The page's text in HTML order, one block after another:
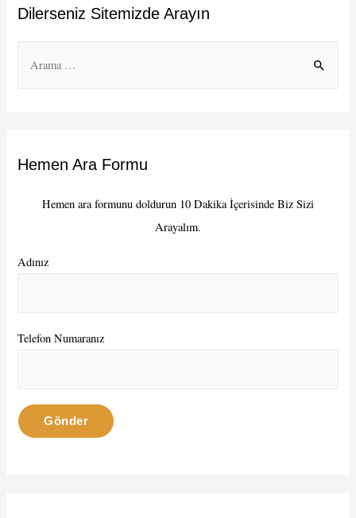
Dilerseniz Sitemizde Arayın
h
:
Hemen Ara Formu
Hemen ara formunu doldurun 10 Dakika İçerisinde Biz Sizi
Arayalım.
Adınız
Telefon Numaranız